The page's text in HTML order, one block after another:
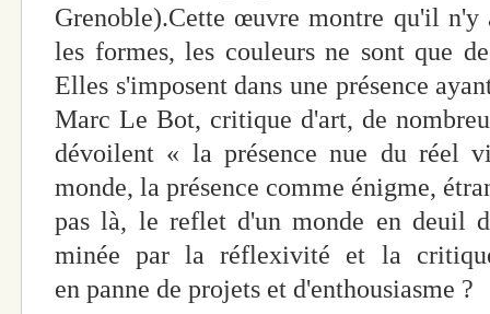
Grenoble).Cette œuvre montre qu'il n'y
les formes, les couleurs ne sont que
Elles s'imposent dans une présence
Marc Le Bot, critique d'art, de
dévoilent « la présence nue du réel
monde, la présence comme énigme,
pas là, le reflet d'un monde en deuil
minée par la réflexivité et la
en panne de projets et d'enthousiasme ?